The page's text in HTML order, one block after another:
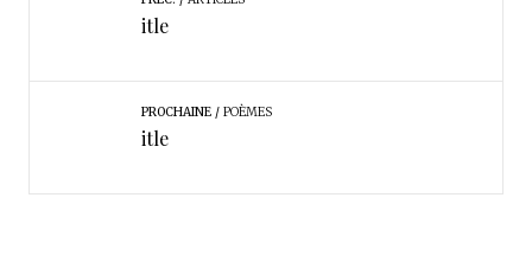
itle
PROCHAINE POÈMES
itle